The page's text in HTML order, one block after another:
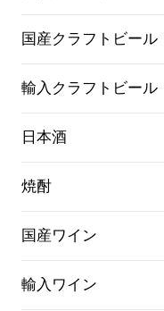
国産クラフトビール
輸入クラフトビール
日本酒
焼酎
国産ワイン
輸入ワイン